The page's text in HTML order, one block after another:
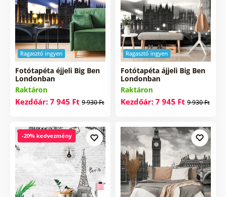
Ragasztó ingyen
Fotótapéta éjjeli Big Ben
Londonban
Raktáron
Kezdőár: 7 945 Ft 9 930 Ft
Ragasztó ingyen
Fotótapéta ájjeli Big Ben
Londonban
Raktáron
Kezdőár: 7 945 Ft 9 930 Ft
-20% kedvezmény